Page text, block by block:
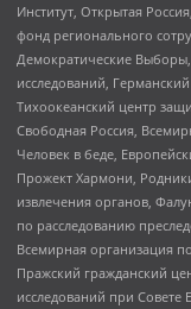
Институт, Открытая
фонд регионального
Демократические
исследований,
Тихоокеанский центр
Свободная Россия,
Человек в беде,
Прожект Хармони,
извлечения органов,
по расследованию
Всемирная организация
Пражский гражданский
исследований при Совете